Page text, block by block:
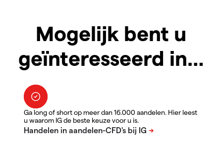
Mogelijk bent u
geïnteresseerd in…
Ga long of short op meer dan 16.000 aandelen. Hier leest
u waarom IG de beste keuze voor u is.